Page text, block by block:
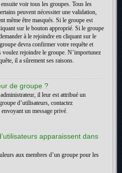
voir tous les groupes. Tous les
peuvent nécessiter une validation,
même être masqués. Si le groupe est
sur le bouton approprié. Si le groupe
à le rejoindre en cliquant sur le
devra confirmer votre requête et
rejoindre le groupe. N’importunez
il a sûrement ses raisons.
de groupe ?
il leur est attribué un
d’utilisateurs, contactez
un message privé.
apparaissent dans
aux membres d’un groupe pour les